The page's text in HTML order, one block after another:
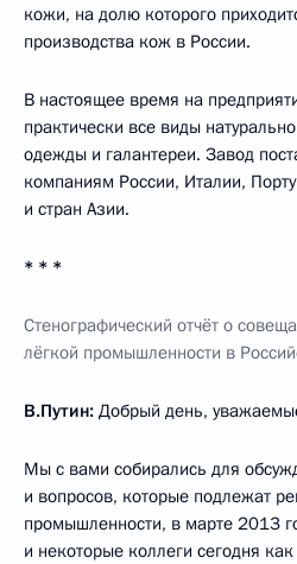
кожи, на долю которого
производства кож в России.
В настоящее время на
практически все виды
одежды и галантереи. Завод
компаниям России, Италии,
и стран Азии.
* * *
Стенографический отчёт о
лёгкой промышленности в
В.Путин: Добрый день,
Мы с вами собирались для
и вопросов, которые подлежат
промышленности, в марте 2013
и некоторые коллеги сегодня